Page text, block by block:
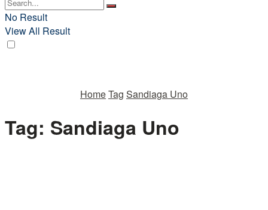
No Result
View All Result
HomeTag Sandiaga Uno
Tag: Sandiaga Uno